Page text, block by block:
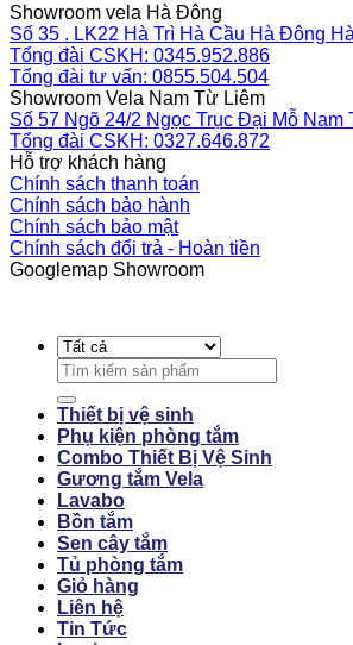
Showroom vela Hà Đông
Số 35 . LK22 Hà Trì Hà Cầu Hà Đông
Tổng đài CSKH: 0345.952.886
Tổng đài tư vấn: 0855.504.504
Showroom Vela Nam Từ Liêm
Số 57 Ngõ 24/2 Ngọc Trục Đại Mỗ Nam
Tổng đài CSKH: 0327.646.872
Hỗ trợ khách hàng
Chính sách thanh toán
Chính sách bảo hành
Chính sách bảo mật
Chính sách đổi trả - Hoàn tiền
Googlemap Showroom
Search
for:
Thiết bị vệ sinh
Phụ kiện phòng tắm
Combo Thiết Bị Vệ Sinh
Gương tắm Vela
Lavabo
Bồn tắm
Sen cây tắm
Tủ phòng tắm
Giỏ hàng
Liên hệ
Tin Tức